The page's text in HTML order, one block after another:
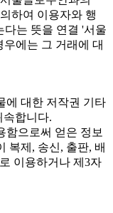
하여 이용자와 행
다는 뜻을 연결 '서울
에는 그 거래에 대
에 대한 저작권 기타
속합니다.
으로써 얻은 정보
복제, 송신, 출판, 배
이용하거나 제3자